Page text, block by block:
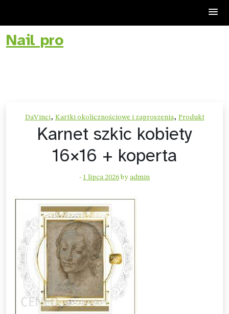
Skip
toNail pro
DaVinci, Kartki okolicznościowe i zaproszenia, Produkt
Karnet szkic kobiety
16×16 + koperta
- 1 lipca 2026 by admin